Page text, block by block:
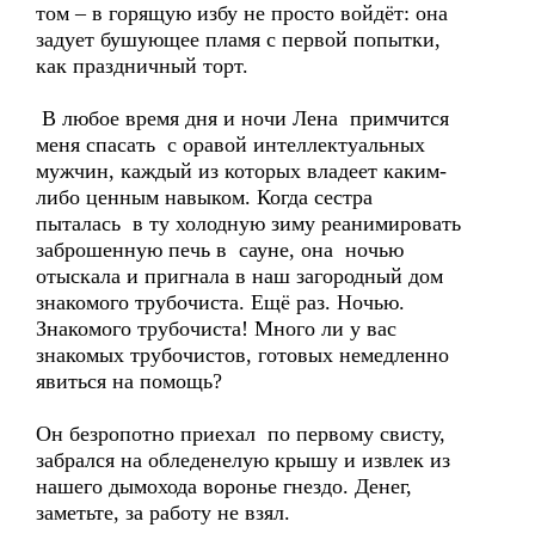
том – в горящую избу не просто войдёт: она
задует бушующее пламя с первой попытки,
как праздничный торт.
В любое время дня и ночи Лена примчится
меня спасать с оравой интеллектуальных
мужчин, каждый из которых владеет каким-
либо ценным навыком. Когда сестра
пыталась в ту холодную зиму реанимировать
заброшенную печь в сауне, она ночью
отыскала и пригнала в наш загородный дом
знакомого трубочиста. Ещё раз. Ночью.
Знакомого трубочиста! Много ли у вас
знакомых трубочистов, готовых немедленно
явиться на помощь?
Он безропотно приехал по первому свисту,
забрался на обледенелую крышу и извлек из
нашего дымохода воронье гнездо. Денег,
заметьте, за работу не взял.